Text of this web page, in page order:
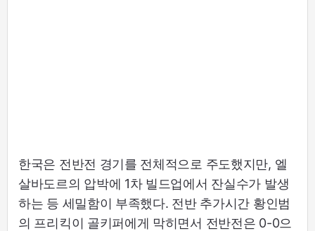
한국은 전반전 경기를 전체적으로 주도했지만, 엘
살바도르의 압박에 1차 빌드업에서 잔실수가 발생
하는 등 세밀함이 부족했다. 전반 추가시간 황인범
의 프리킥이 골키퍼에게 막히면서 전반전은 0-0으